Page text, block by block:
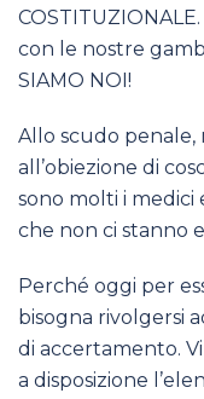
con le nostre
SIAMO NOI!
Allo scudo penale,
all’obiezione di
sono molti i medici
che non ci stanno
Perché oggi per
bisogna rivolgersi
di accertamento.
a disposizione